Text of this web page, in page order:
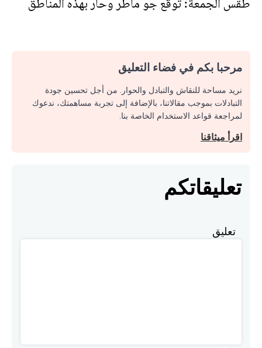
طقس الجمعة: توقع جو ماطر وحار بهذه المناطق
مرحبا بكم في فضاء التعليق
نريد مساحة للنقاش والتبادل والحوار. من أجل تحسين جودة
التبادلات بموجب مقالاتنا، بالإضافة إلى تجربة مساهمتك، ندعوك
لمراجعة قواعد الاستخدام الخاصة بنا.
اقرأ ميثاقنا
تعليقاتكم
تعليق